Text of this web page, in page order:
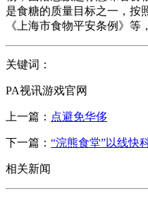
是食糖的质量目标之一，按
《上海市食物平安条例》等
关键词：
PA视讯游戏官网
上一篇： 点避免华侈
下一篇： “浣熊食堂”以线快
相关新闻